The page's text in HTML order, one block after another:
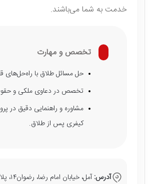
خدمت به شما می‌باشند.
تخصص و مهارت
حل مسائل طلاق با راه‌حل‌های
تخصص در دعاوی ملکی و
مشاوره و راهنمایی دقیق در
کیفری پس از طلاق.
آدرس:آمل، خیابان امام رضا، رضوان۱۴، پلاک۷، طبقه۱